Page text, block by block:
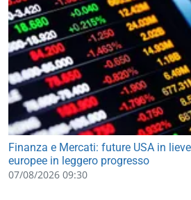
Finanza e Mercati: future USA in
europee in leggero progresso
07/08/2026 09:30